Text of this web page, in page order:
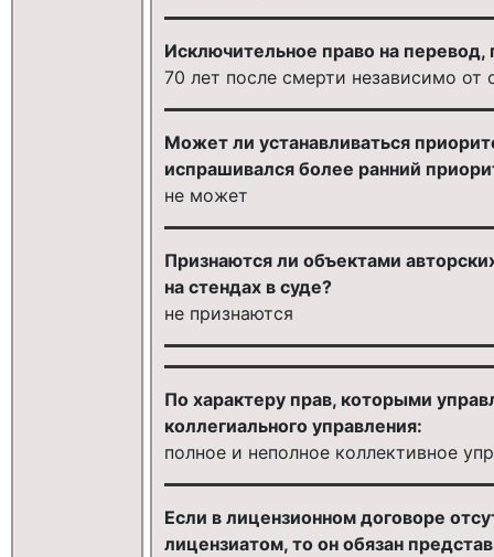
Исключительное право на перевод,
70 лет после смерти независимо от
Может ли устанавливаться
испрашивался более ранний
не может
Признаются ли объектами
на стендах в суде?
не признаются
По характеру прав, которыми
коллегиального управления:
полное и неполное коллективное
Если в лицензионном договоре
лицензиатом, то он обязан